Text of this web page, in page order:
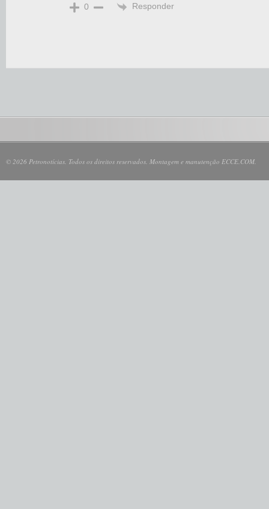
0 Responder
© 2026 Petronotícias. Todos os direitos reservados. Montagem e manutenção ECCE.COM.